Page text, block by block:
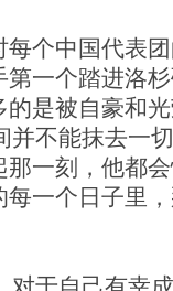
个中国代表团
一个踏进洛
是被自豪和
并不能抹去一
一刻，他都
一个日子里